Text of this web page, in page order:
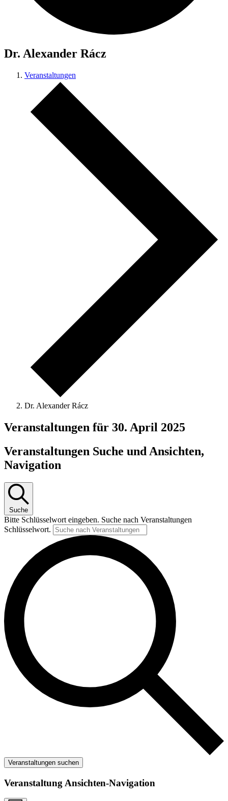
Dr. Alexander Rácz
Veranstaltungen
Dr. Alexander Rácz
Veranstaltungen für 30. April 2025
Veranstaltungen Suche und Ansichten,
Navigation
Suche
Bitte Schlüsselwort eingeben. Suche nach Veranstaltungen
Schlüsselwort.
Veranstaltungen suchen
Veranstaltung Ansichten-Navigation